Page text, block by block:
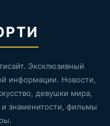
Эксклюзивный
информации. Новости,
девушки мира,
знаменитости, фильмы